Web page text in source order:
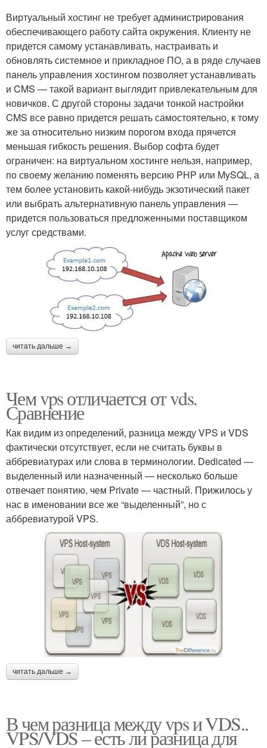
Виртуальный хостинг не требует администрирования
обеспечивающего работу сайта окружения. Клиенту не
придется самому устанавливать, настраивать и
обновлять системное и прикладное ПО, а в ряде случаев
панель управления хостингом позволяет устанавливать
и CMS — такой вариант выглядит привлекательным для
новичков. С другой стороны задачи тонкой настройки
CMS все равно придется решать самостоятельно, к тому
же за относительно низким порогом входа прячется
меньшая гибкость решения. Выбор софта будет
ограничен: на виртуальном хостинге нельзя, например,
по своему желанию поменять версию PHP или MySQL, а
тем более установить какой-нибудь экзотический пакет
или выбрать альтернативную панель управления —
придется пользоваться предложенными поставщиком
услуг средствами.
читать дальше →
Чем vps отличается от vds.
Сравнение
Как видим из определений, разница между VPS и VDS
фактически отсутствует, если не считать буквы в
аббревиатурах или слова в терминологии. Dedicated —
выделенный или назначенный — несколько больше
отвечает понятию, чем Private — частный. Прижилось у
нас в именовании все же “выделенный”, но с
аббревиатурой VPS.
читать дальше →
В чем разница между vps и VDS..
VPS/VDS – есть ли разница для